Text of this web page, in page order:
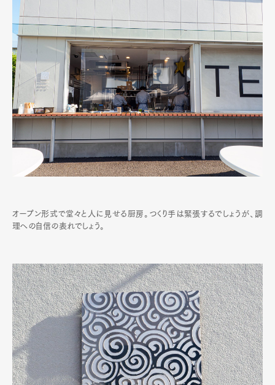
オープン形式で堂々と人に見せる厨房。つくり手は緊張するでしょうが、調
理への自信の表れでしょう。